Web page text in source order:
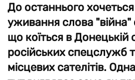
До останнього
уживання слова "війна"
що коїться в Донецькій
російських спецслужб
місцевих сателітів.